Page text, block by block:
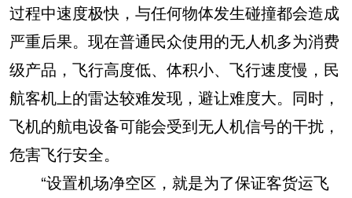
过程中速度极快，与任何物体发生碰撞都会造成
严重后果。现在普通民众使用的无人机多为消费
级产品，飞行高度低、体积小、飞行速度慢，民
航客机上的雷达较难发现，避让难度大。同时，
飞机的航电设备可能会受到无人机信号的干扰，
危害飞行安全。
“设置机场净空区，就是为了保证客货运飞